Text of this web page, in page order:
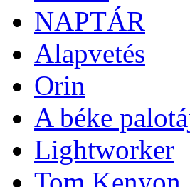
NAPTÁR
Alapvetés
Orin
A béke
Lightworker